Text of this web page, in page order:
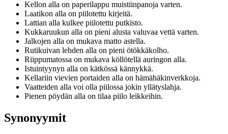
Kellon alla on paperilappu muistiinpanoja varten.
Laatikon alla on piilotettu kirjeitä.
Lattian alla kulkee piilotettu putkisto.
Kukkaruukun alla on pieni alusta valuvaa vettä varten.
Jalkojen alla on mukava matto astella.
Rutikuivan lehden alla on pieni ötökkäkolho.
Riippumatossa on mukava köllötellä auringon alla.
Istuintyynyn alla on kätkössä kännykkä.
Kellariin vievien portaiden alla on hämähäkinverkkoja.
Vaatteiden alla voi olla piilossa jokin yllätyslahja.
Pienen pöydän alla on tilaa piilo leikkeihin.
Synonyymit